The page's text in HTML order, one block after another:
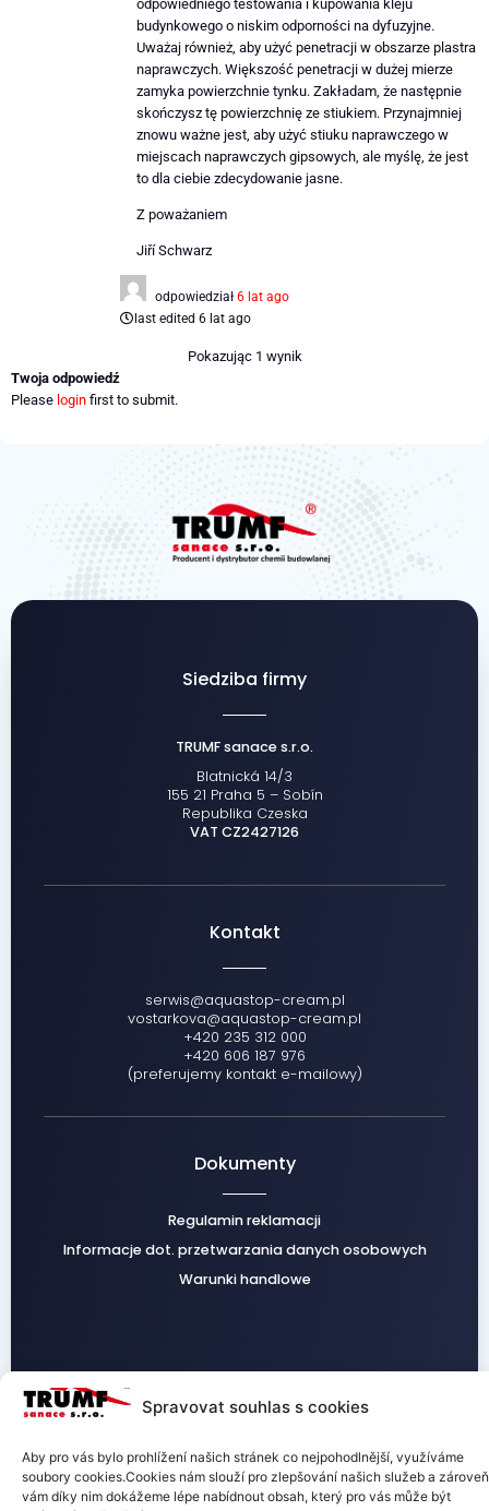
Spravovat souhlas s cookies
Aby pro vás bylo prohlížení našich stránek co nejpohodlnější, využíváme
soubory cookies.Cookies nám slouží pro zlepšování našich služeb a zároveň
vám díky nim dokážeme lépe nabídnout obsah, který pro vás může být
odpowiedniego testowania i kupowania kleju
budynkowego o niskim odporności na dyfuzyjne.
Uważaj również, aby użyć penetracji w obszarze plastra
naprawczych. Większość penetracji w dużej mierze
zamyka powierzchnie tynku. Zakładam, że następnie
skończysz tę powierzchnię ze stiukiem. Przynajmniej
znowu ważne jest, aby użyć stiuku naprawczego w
miejscach naprawczych gipsowych, ale myślę, że jest
to dla ciebie zdecydowanie jasne.
Z poważaniem
Jiří Schwarz
odpowiedział 6 lat ago
last edited 6 lat ago
Pokazując 1 wynik
Twoja odpowiedź
Please login first to submit.
Siedziba firmy
TRUMF sanace s.r.o.
Blatnická 14/3
155 21 Praha 5 – Sobín
Republika Czeska
VAT CZ2427126
Kontakt
serwis@aquastop-cream.pl
vostarkova@aquastop-cream.pl
+420 235 312 000
+420 606 187 976
(preferujemy kontakt e-mailowy)
Dokumenty
Regulamin reklamacji
Informacje dot. przetwarzania danych osobowych
Warunki handlowe